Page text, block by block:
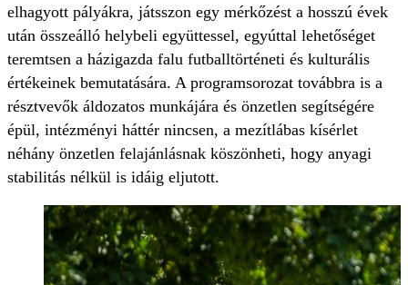
elhagyott pályákra, játsszon egy mérkőzést a hosszú évek
után összeálló helybeli együttessel, egyúttal lehetőséget
teremtsen a házigazda falu futballtörténeti és kulturális
értékeinek bemutatására. A programsorozat továbbra is a
résztvevők áldozatos munkájára és önzetlen segítségére
épül, intézményi háttér nincsen, a mezítlábas kísérlet
néhány önzetlen felajánlásnak köszönheti, hogy anyagi
stabilitás nélkül is idáig eljutott.